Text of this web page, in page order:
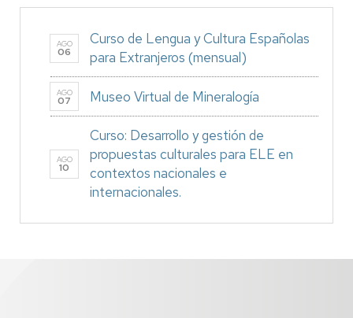
AGO
06
Curso de Lengua y Cultura Españolas
para Extranjeros (mensual)
AGO
07 Museo Virtual de Mineralogía
AGO
10
Curso: Desarrollo y gestión de
propuestas culturales para ELE en
contextos nacionales e
internacionales.